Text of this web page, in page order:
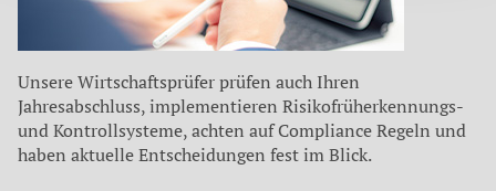
Unsere Wirtschaftsprüfer prüfen auch Ihren
Jahresabschluss, implementieren Risikofrüherkennungs-
und Kontrollsysteme, achten auf Compliance Regeln und
haben aktuelle Entscheidungen fest im Blick.